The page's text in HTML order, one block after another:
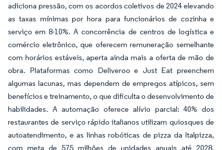
adiciona pressão, com os acordos coletivos de 2024 elevando
as taxas mínimas por hora para funcionários de cozinha e
serviço em 8-10%. A concorrência de centros de logística e
comércio eletrônico, que oferecem remuneração semelhante
com horários estáveis, aperta ainda mais a oferta de mão de
obra. Plataformas como Deliveroo e Just Eat preenchem
algumas lacunas, mas dependem de empregos atípicos, sem
benefícios e treinamento, o que dificulta o desenvolvimento de
habilidades. A automação oferece alívio parcial: 40% dos
restaurantes de serviço rápido italianos utilizam quiosques de
autoatendimento, e as linhas robóticas de pizza da Italpizza,
com meta de 575 milhões de unidades anuais até 2028,